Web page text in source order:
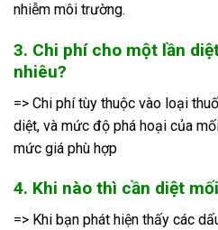
nhiễm môi trường.
3. Chi phí cho một lần
nhiêu?
=> Chi phí tùy thuộc vào loại
diệt, và mức độ phá hoại của
mức giá phù hợp
4. Khi nào thì cần diệt
=> Khi bạn phát hiện thấy các